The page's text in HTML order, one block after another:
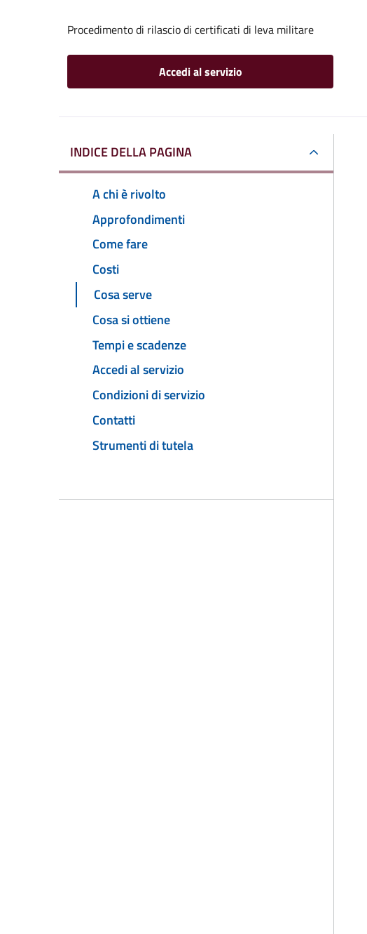
Procedimento di rilascio di certificati di leva militare
Accedi al servizio
INDICE DELLA PAGINA
A chi è rivolto
Approfondimenti
Come fare
Costi
Cosa serve
Cosa si ottiene
Tempi e scadenze
Accedi al servizio
Condizioni di servizio
Contatti
Strumenti di tutela